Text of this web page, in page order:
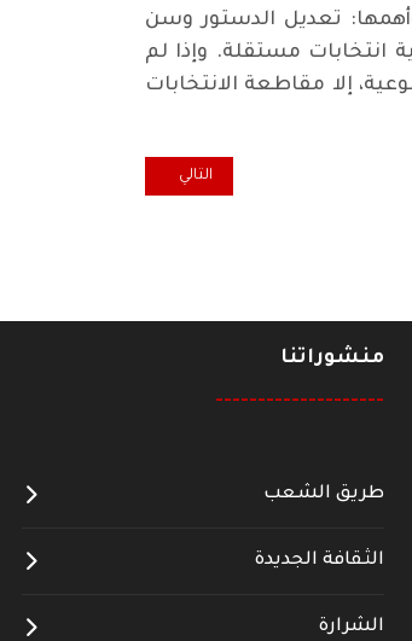
تعديل الدستور وسن
انتخابات مستقلة. وإذا لم
إلا مقاطعة الانتخابات
المقال التالي: الفيتو الأمريكي
التالي
منشوراتنا
--------------------
طريق الشعب
الثقافة الجديدة
الشرارة